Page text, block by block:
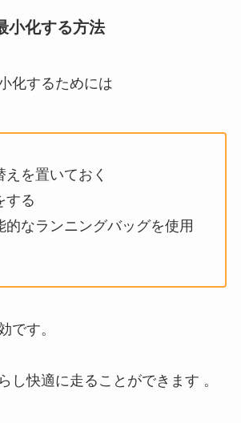
小化する方法
化するためには
えを置いておく
する
的なランニングバッグを使用
です。
し快適に走ることができます 。